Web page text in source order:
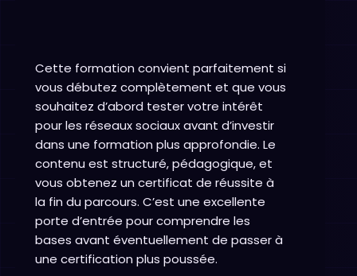
Cette formation convient parfaitement si
vous débutez complètement et que vous
souhaitez d’abord tester votre intérêt
pour les réseaux sociaux avant d’investir
dans une formation plus approfondie. Le
contenu est structuré, pédagogique, et
vous obtenez un certificat de réussite à
la fin du parcours. C’est une excellente
porte d’entrée pour comprendre les
bases avant éventuellement de passer à
une certification plus poussée.